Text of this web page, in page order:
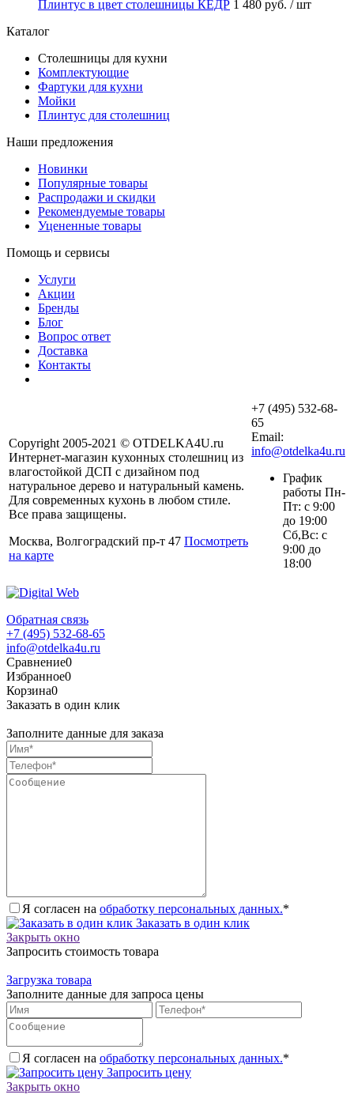
Плинтус в цвет столешницы КЕДР 1 480 руб. / шт
Каталог
Столешницы для кухни
Комплектующие
Фартуки для кухни
Мойки
Плинтус для столешниц
Наши предложения
Новинки
Популярные товары
Распродажи и скидки
Рекомендуемые товары
Уцененные товары
Помощь и сервисы
Услуги
Акции
Бренды
Блог
Вопрос ответ
Доставка
Контакты
Copyright 2005-2021 © OTDELKA4U.ru
Интернет-магазин кухонных столешниц из
влагостойкой ДСП с дизайном под
натуральное дерево и натуральный камень.
Для современных кухонь в любом стиле.
Все права защищены.
Москва, Волгоградский пр-т 47 Посмотреть
на карте
+7 (495) 532-68-
65
Email:
info@otdelka4u.ru
График
работы Пн-
Пт: с 9:00
до 19:00
Сб,Вс: с
9:00 до
18:00
Обратная связь
+7 (495) 532-68-65
info@otdelka4u.ru
Сравнение0
Избранное0
Корзина0
Заказать в один клик
Заполните данные для заказа
Я согласен на обработку персональных данных.*
Заказать в один клик
Закрыть окно
Запросить стоимость товара
Загрузка товара
Заполните данные для запроса цены
Я согласен на обработку персональных данных.*
Запросить цену
Закрыть окно